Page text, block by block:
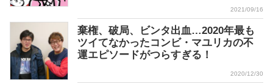
2021/09/16
棄権、破局、ビンタ出血…2020年最も
ツイてなかったコンビ・マユリカの不
運エピソードがつらすぎる！
2020/12/30